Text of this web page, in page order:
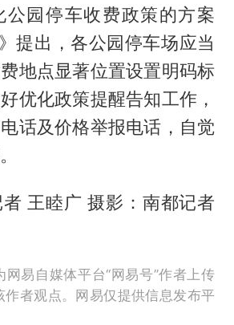
公园停车收费政策的方案
提出，各公园停车场应当
地点显著位置设置明码标
优化政策提醒告知工作，
话及价格举报电话，自觉
王睦广 摄影：南都记者
易自媒体平台“网易号”作者上传
作者观点。网易仅提供信息发布平